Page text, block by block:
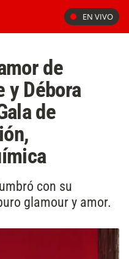
EN VIVO
de
y Débora
de
con su
glamour y amor.